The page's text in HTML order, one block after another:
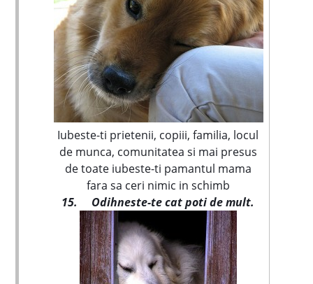
Iubeste-ti prietenii, copiii, familia, locul
de munca, comunitatea si mai presus
de toate iubeste-ti pamantul mama
fara sa ceri nimic in schimb
15.
Odihneste-te cat poti de mult.